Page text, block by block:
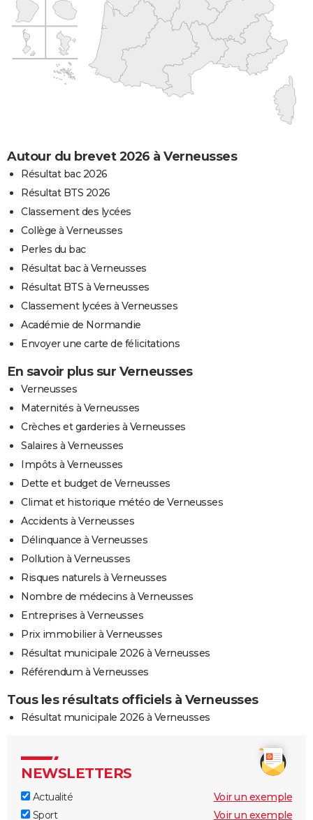
Autour du brevet 2026 à Verneusses
Résultat bac 2026
Résultat BTS 2026
Classement des lycées
Collège à Verneusses
Perles du bac
Résultat bac à Verneusses
Résultat BTS à Verneusses
Classement lycées à Verneusses
Académie de Normandie
Envoyer une carte de félicitations
En savoir plus sur Verneusses
Verneusses
Maternités à Verneusses
Crèches et garderies à Verneusses
Salaires à Verneusses
Impôts à Verneusses
Dette et budget de Verneusses
Climat et historique météo de Verneusses
Accidents à Verneusses
Délinquance à Verneusses
Pollution à Verneusses
Risques naturels à Verneusses
Nombre de médecins à Verneusses
Entreprises à Verneusses
Prix immobilier à Verneusses
Résultat municipale 2026 à Verneusses
Référendum à Verneusses
Tous les résultats officiels à Verneusses
Résultat municipale 2026 à Verneusses
NEWSLETTERS
Actualité
Voir un exemple
Sport
Voir un exemple